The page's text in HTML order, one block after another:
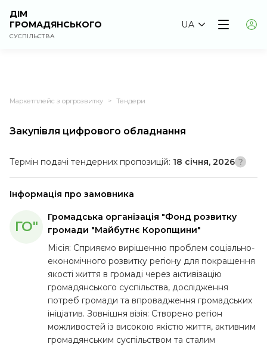
ДІМ
ГРОМАДЯНСЬКОГО
СУСПІЛЬСТВА
UA
Маркетплейс з оргрозвитку > Тендери
Закупівля цифрового обладнання
Термін подачі тендерних пропозицій: 18 січня, 2026
Інформація про замовника
ГО"
Громадська організація "Фонд розвитку
громади "Майбутнє Коропщини"
Місія: Сприяємо вирішенню проблем соціально-
економічного розвитку регіону для покращення
якості життя в громаді через активізацію
громадянського суспільства, дослідження
потреб громади та впровадження громадських
ініціатив. Зовнішня візія: Створено регіон
можливостей із високою якістю життя, активним
громадянським суспільством та сталим